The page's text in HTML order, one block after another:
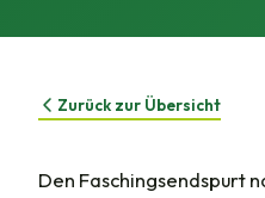
Zurück zur Übersicht
Den Faschingsendspurt